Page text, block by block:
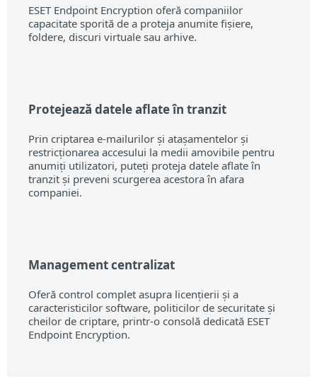
ESET Endpoint Encryption oferă companiilor
capacitate sporită de a proteja anumite fișiere,
foldere, discuri virtuale sau arhive.
Protejează datele aflate în tranzit
Prin criptarea e-mailurilor și atașamentelor și
restricționarea accesului la medii amovibile pentru
anumiți utilizatori, puteți proteja datele aflate în
tranzit și preveni scurgerea acestora în afara
companiei.
Management centralizat
Oferă control complet asupra licențierii și a
caracteristicilor software, politicilor de securitate și
cheilor de criptare, printr-o consolă dedicată ESET
Endpoint Encryption.